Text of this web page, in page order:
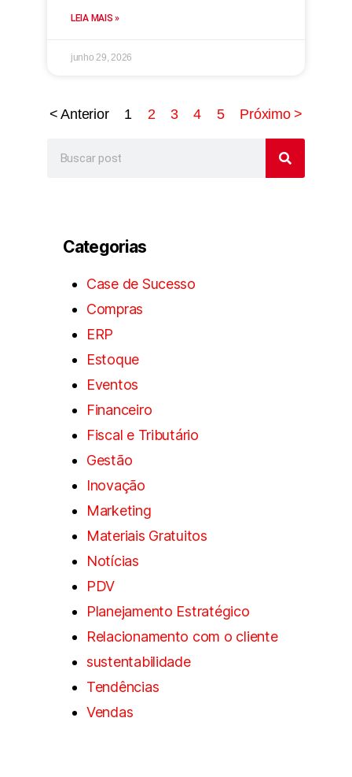
LEIA MAIS »
junho 29, 2026
< Anterior 1 2 3 4 5 Próximo >
Categorias
Case de Sucesso
Compras
ERP
Estoque
Eventos
Financeiro
Fiscal e Tributário
Gestão
Inovação
Marketing
Materiais Gratuitos
Notícias
PDV
Planejamento Estratégico
Relacionamento com o cliente
sustentabilidade
Tendências
Vendas